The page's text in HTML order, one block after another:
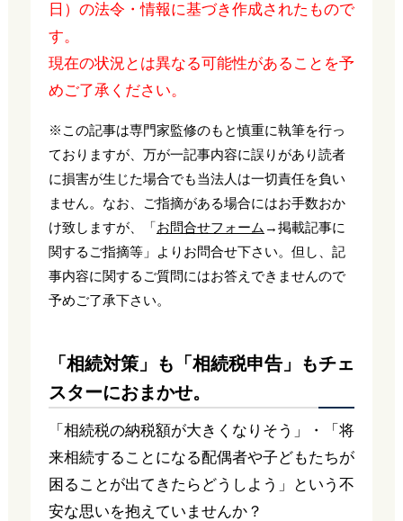
日）の法令・情報に基づき作成されたもので
す。
現在の状況とは異なる可能性があることを予
めご了承ください。
※この記事は専門家監修のもと慎重に執筆を行っ
ておりますが、万が一記事内容に誤りがあり読者
に損害が生じた場合でも当法人は一切責任を負い
ません。なお、ご指摘がある場合にはお手数おか
け致しますが、「お問合せフォーム →掲載記事に
関するご指摘等」よりお問合せ下さい。但し、記
事内容に関するご質問にはお答えできませんので
予めご了承下さい。
「相続対策」も「相続税申告」もチェ
スターにおまかせ。
「相続税の納税額が大きくなりそう」・「将
来相続することになる配偶者や子どもたちが
困ることが出てきたらどうしよう」という不
安な思いを抱えていませんか？